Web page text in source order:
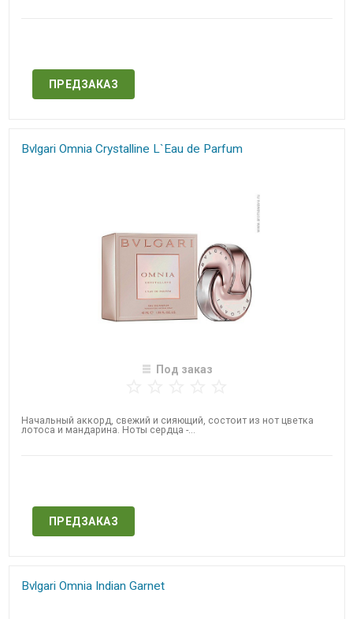
ПРЕДЗАКАЗ
Bvlgari Omnia Crystalline L`Eau de Parfum
Под заказ
Начальный аккорд, свежий и сияющий, состоит из нот цветка
лотоса и мандарина. Ноты сердца -...
ПРЕДЗАКАЗ
Bvlgari Omnia Indian Garnet